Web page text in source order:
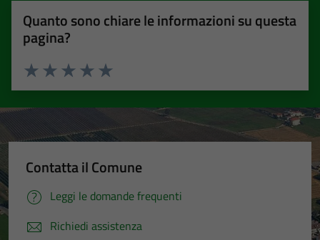
Quanto sono chiare le informazioni su questa
pagina?
Valuta 5 stelle su 5
Valuta 4 stelle su 5
Valuta 3 stelle su 5
Valuta 2 stelle su 5
Valuta 1 stelle su 5
Contatta il Comune
Leggi le domande frequenti
Richiedi assistenza